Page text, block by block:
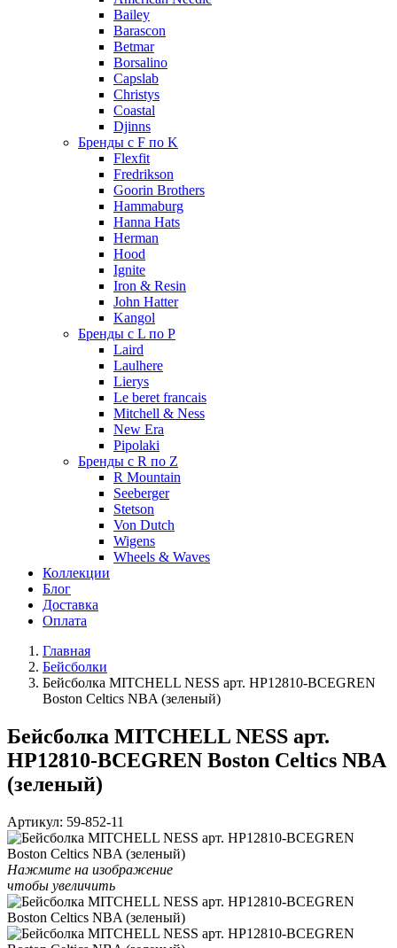
Bailey
Barascon
Betmar
Borsalino
Capslab
Christys
Coastal
Djinns
Бренды с F по K
Flexfit
Fredrikson
Goorin Brothers
Hammaburg
Hanna Hats
Herman
Hood
Ignite
Iron & Resin
John Hatter
Kangol
Бренды с L по P
Laird
Laulhere
Lierys
Le beret francais
Mitchell & Ness
New Era
Pipolaki
Бренды с R по Z
R Mountain
Seeberger
Stetson
Von Dutch
Wigens
Wheels & Waves
Коллекции
Блог
Доставка
Оплата
Главная
Бейсболки
Бейсболка MITCHELL NESS арт. HP12810-BCEGREN
Boston Celtics NBA (зеленый)
Бейсболка MITCHELL NESS арт.
HP12810-BCEGREN Boston Celtics NBA
(зеленый)
Артикул: 59-852-11
Нажмите на изображение
чтобы увеличить